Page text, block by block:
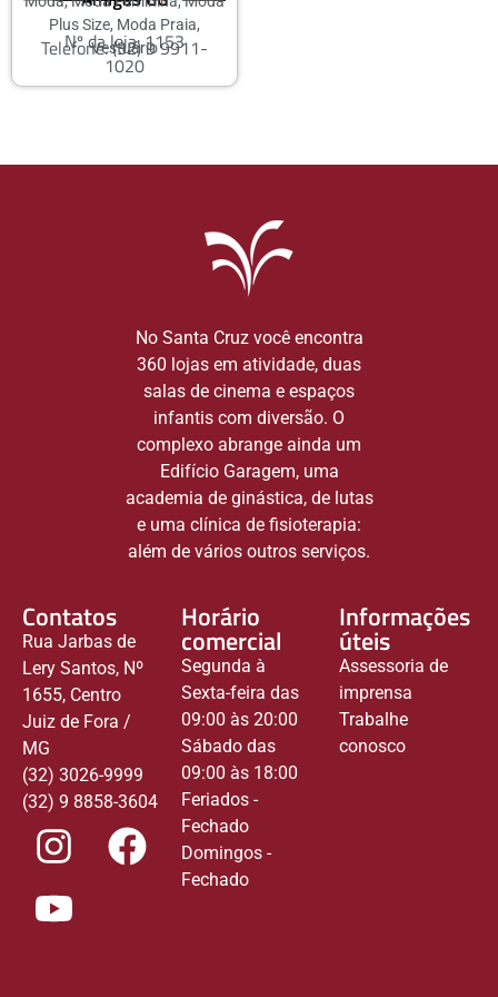
Plus Size, Moda Praia,
Vestuário
Nº da loja: 1153
Telefone: (32) 9 9911-
1020
No Santa Cruz você encontra
360 lojas em atividade, duas
salas de cinema e espaços
infantis com diversão. O
complexo abrange ainda um
Edifício Garagem, uma
academia de ginástica, de lutas
e uma clínica de fisioterapia:
além de vários outros serviços.
Contatos
Rua Jarbas de
Lery Santos, Nº
1655, Centro
Juiz de Fora /
MG
(32) 3026-9999
(32) 9 8858-3604
Horário
comercial
Segunda à
Sexta-feira das
09:00 às 20:00
Sábado das
09:00 às 18:00
Feriados -
Fechado
Domingos -
Fechado
Informações
úteis
Assessoria de
imprensa
Trabalhe
conosco